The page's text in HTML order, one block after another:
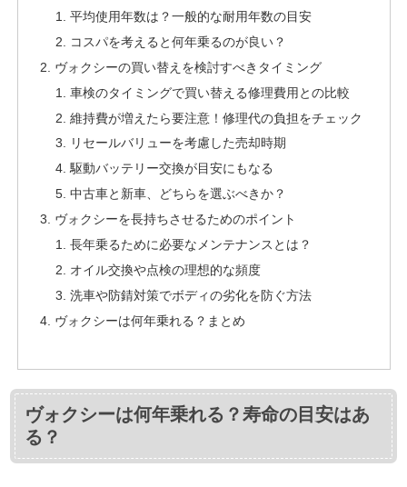
平均使用年数は？一般的な耐用年数の目安
コスパを考えると何年乗るのが良い？
ヴォクシーの買い替えを検討すべきタイミング
車検のタイミングで買い替える修理費用との比較
維持費が増えたら要注意！修理代の負担をチェック
リセールバリューを考慮した売却時期
駆動バッテリー交換が目安にもなる
中古車と新車、どちらを選ぶべきか？
ヴォクシーを長持ちさせるためのポイント
長年乗るために必要なメンテナンスとは？
オイル交換や点検の理想的な頻度
洗車や防錆対策でボディの劣化を防ぐ方法
ヴォクシーは何年乗れる？まとめ
ヴォクシーは何年乗れる？寿命の目安はあ
る？